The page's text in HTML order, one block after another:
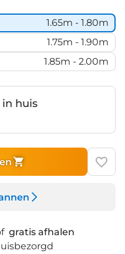
1.65m - 1.80m
1.75m - 1.90m
1.85m - 2.00m
huis
gratis afhalen